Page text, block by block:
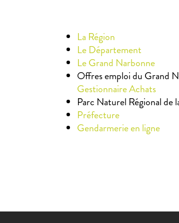
La Région
Le Département
Le Grand Narbonne
Offres emploi du Grand
Gestionnaire Achats
Parc Naturel Régional de
Préfecture
Gendarmerie en ligne